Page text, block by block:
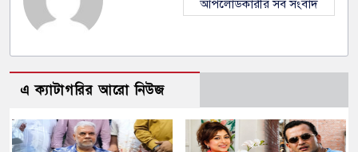
আপলোডকারীর সব সংবাদ
এ ক্যাটাগরির আরো নিউজ